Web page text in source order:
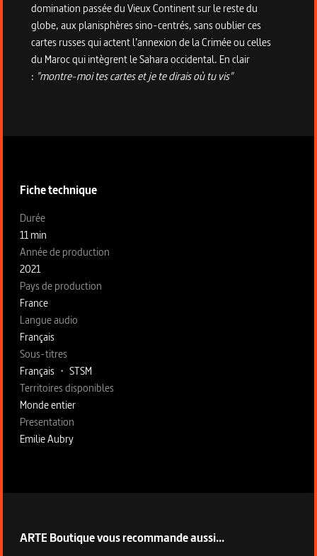
domination passée du Vieux Continent sur le reste du
globe, aux planisphères sino-centrés, sans oublier ces
cartes russes qui actent l’annexion de la Crimée ou celles
du Maroc qui intègrent le Sahara occidental. En clair
: "montre-moi tes cartes et je te dirais où tu vis"
Fiche technique
Fiche technique section gauche
Durée
11 min
Année de production
2021
Pays de production
France
Langue audio
Français
Sous-titres
Français • STSM
Territoires disponibles
Monde entier
Fiche technique section droite
Presentation
Emilie Aubry
ARTE Boutique vous recommande aussi...